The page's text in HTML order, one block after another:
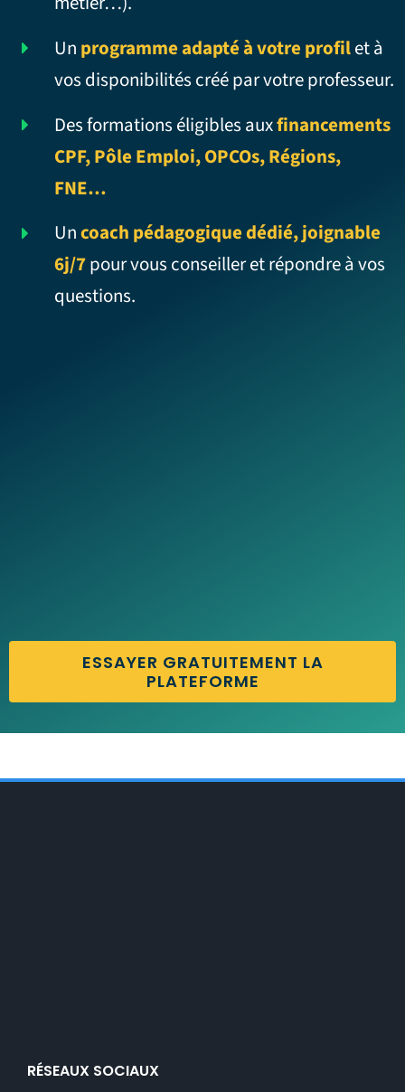
Un programme adapté à votre profilet à
vos disponibilités créé par votre professeur.
Des formations éligibles auxfinancements
CPF, Pôle Emploi, OPCOs, Régions,
FNE…
Uncoach pédagogique dédié, joignable
6j/7pour vous conseiller et répondre à vos
questions.
ESSAYER GRATUITEMENT LA
PLATEFORME
RÉSEAUX SOCIAUX